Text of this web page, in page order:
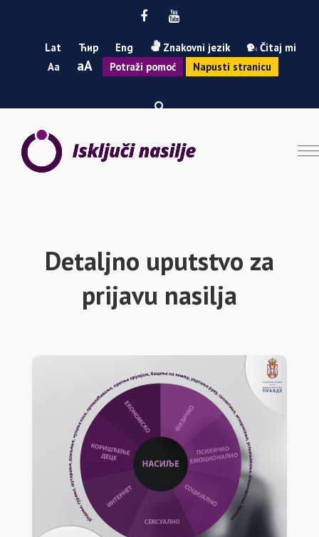
FacebookYoutube
Lat Ћир Eng Znakovni jezik
Čitaj mi
ASmanjiA Povećaj
Potraži pomoć Napusti stranicu
Detaljno uputstvo za
prijavu nasilja